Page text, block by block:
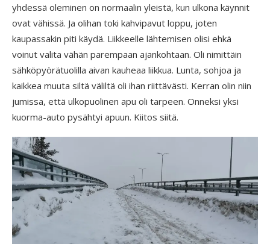
yhdessä oleminen on normaalin yleistä, kun ulkona käynnit
ovat vähissä. Ja olihan toki kahvipavut loppu, joten
kaupassakin piti käydä. Liikkeelle lähtemisen olisi ehkä
voinut valita vähän parempaan ajankohtaan. Oli nimittäin
sähköpyörätuolilla aivan kauheaa liikkua. Lunta, sohjoa ja
kaikkea muuta siltä väliltä oli ihan riittävästi. Kerran olin niin
jumissa, että ulkopuolinen apu oli tarpeen. Onneksi yksi
kuorma-auto pysähtyi apuun. Kiitos siitä.